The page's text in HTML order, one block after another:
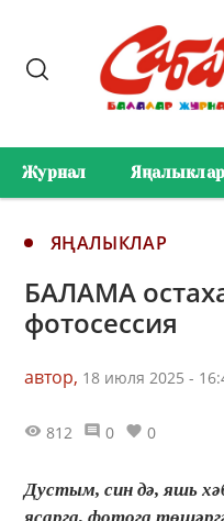
Журнал Яңалыклар
ЯҢАЛЫКЛАР
БАЛАМА
фотосессия
автор, 18 июля 2025 -
812 0 0
Дустым, син дә, яшь